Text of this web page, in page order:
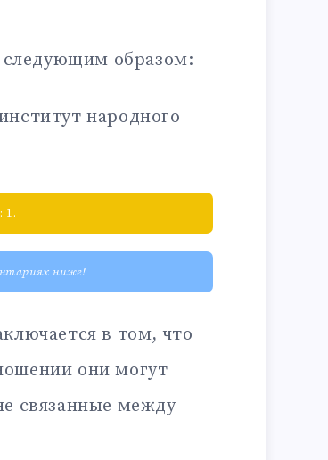
образом:
народного
1.
ниже!
в том, что
они могут
связанные между